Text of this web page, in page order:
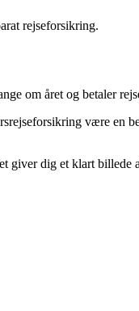
rejseforsikring.
om året og betaler
være en
giver dig et klart billede